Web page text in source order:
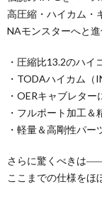
高圧縮・ハイカム・
NAモンスターへと進
・圧縮比13.2のハイ
・TODAハイカム（
・OERキャブレタ
・フルポート加工
・軽量＆高剛性パ
さらに驚くべきは
ここまでの仕様をほ